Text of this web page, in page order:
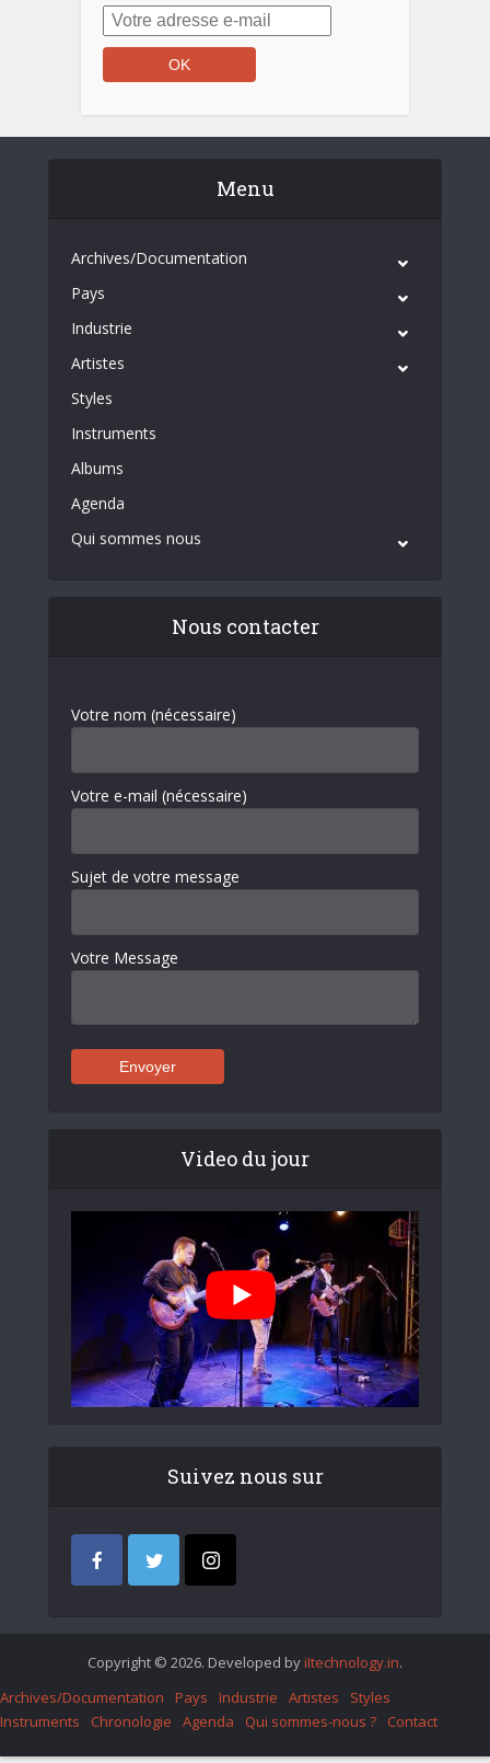
Menu
Archives/Documentation
Pays
Industrie
Artistes
Styles
Instruments
Albums
Agenda
Qui sommes nous
Nous contacter
Votre nom (nécessaire)
Votre e-mail (nécessaire)
Sujet de votre message
Votre Message
Video du jour
Suivez nous sur
Copyright © 2026. Developed by iItechnology.in.
Archives/Documentation
Pays Industrie Artistes
Styles
Instruments
Chronologie Agenda Qui sommes-nous ? Contact